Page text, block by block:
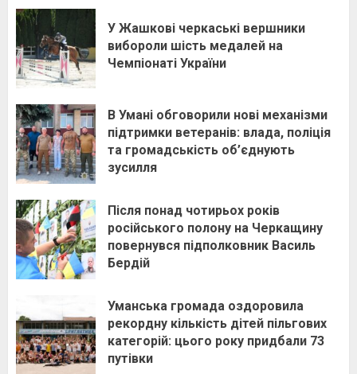
У Жашкові черкаські вершники
вибороли шість медалей на
Чемпіонаті України
В Умані обговорили нові механізми
підтримки ветеранів: влада, поліція
та громадськість об’єднують
зусилля
Після понад чотирьох років
російського полону на Черкащину
повернувся підполковник Василь
Бердій
Уманська громада оздоровила
рекордну кількість дітей пільгових
категорій: цього року придбали 73
путівки